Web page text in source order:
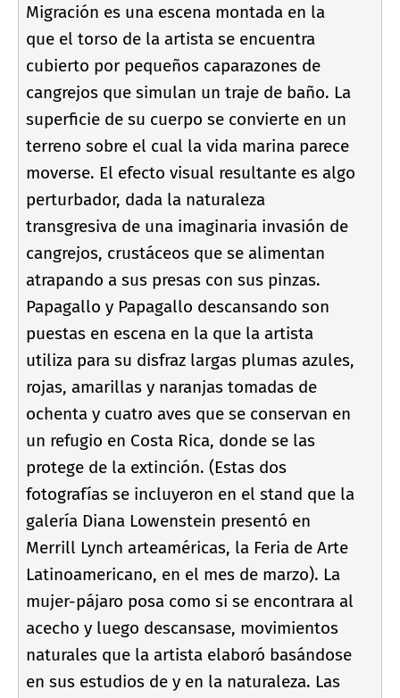
Migración es una escena montada en la
que el torso de la artista se encuentra
cubierto por pequeños caparazones de
cangrejos que simulan un traje de baño. La
superficie de su cuerpo se convierte en un
terreno sobre el cual la vida marina parece
moverse. El efecto visual resultante es algo
perturbador, dada la naturaleza
transgresiva de una imaginaria invasión de
cangrejos, crustáceos que se alimentan
atrapando a sus presas con sus pinzas.
Papagallo y Papagallo descansando son
puestas en escena en la que la artista
utiliza para su disfraz largas plumas azules,
rojas, amarillas y naranjas tomadas de
ochenta y cuatro aves que se conservan en
un refugio en Costa Rica, donde se las
protege de la extinción. (Estas dos
fotografí­as se incluyeron en el stand que la
galerí­a Diana Lowenstein presentó en
Merrill Lynch arteaméricas, la Feria de Arte
Latinoamericano, en el mes de marzo). La
mujer-pájaro posa como si se encontrara al
acecho y luego descansase, movimientos
naturales que la artista elaboró basándose
en sus estudios de y en la naturaleza. Las